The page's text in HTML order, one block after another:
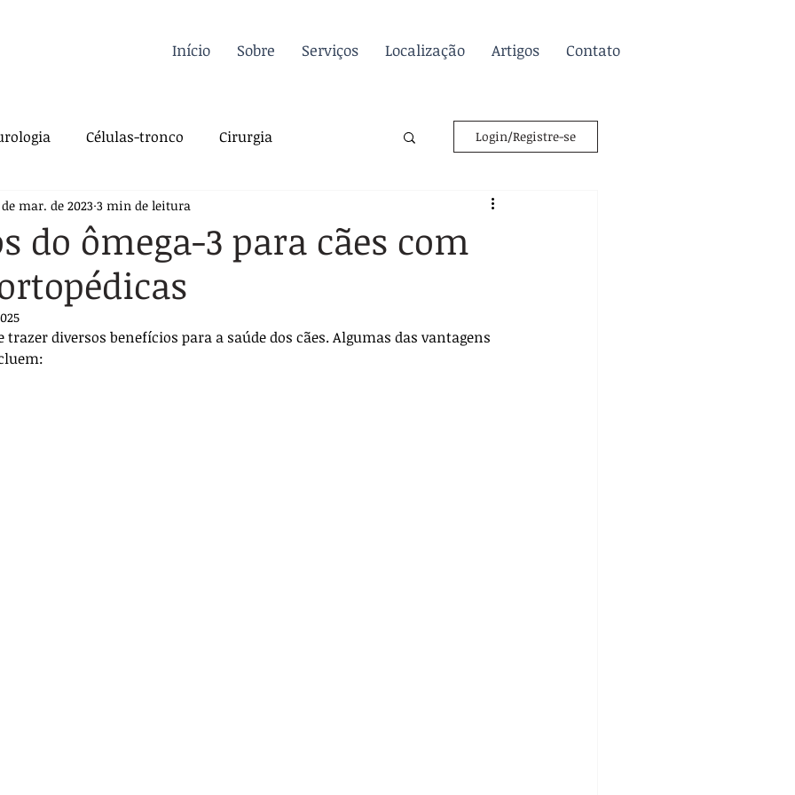
Início Sobre Serviços Localização Artigos Contato
Células-tronco Cirurgia
Felina Oncologia
Dermatologia Traumatologia
Sutura Pós-operatório
Login/Registre-se
do ômega-3 para cães com
de mar. de 2023 3 min de leitura
trazer diversos benefícios para a saúde dos cães. Algumas das vantagens